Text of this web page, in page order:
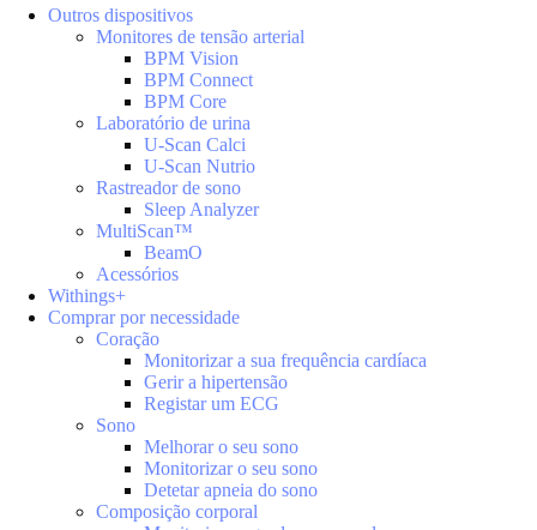
Outros dispositivos
Monitores de tensão arterial
BPM Vision
BPM Connect
BPM Core
Laboratório de urina
U-Scan Calci
U-Scan Nutrio
Rastreador de sono
Sleep Analyzer
MultiScan™
BeamO
Acessórios
Withings+
Comprar por necessidade
Coração
Monitorizar a sua frequência cardíaca
Gerir a hipertensão
Registar um ECG
Sono
Melhorar o seu sono
Monitorizar o seu sono
Detetar apneia do sono
Composição corporal